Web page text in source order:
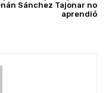
Sánchez Tajonar no
aprendió